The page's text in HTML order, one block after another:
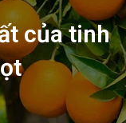
của tinh